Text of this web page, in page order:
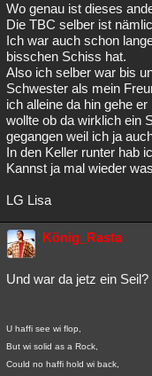
Wo genau ist dieses
Die TBC selber ist
Ich war auch schon
bisschen Schiss hat.
Also ich selber war bis
Schwester als mein
ich alleine da hin gehe
wollte ob da wirklich ein
gegangen weil ich ja
In den Keller runter hab
Kannst ja mal wieder
LG Lisa
König_Rasta
Und war da jetz ein Seil?
U haffi see wi flop,
But wi solid as a Rock,
Could no haffi hold wi back,